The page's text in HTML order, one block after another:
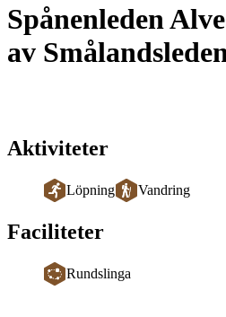
Spånenleden
av
Aktiviteter
Löpning Vandring
Faciliteter
Rundslinga